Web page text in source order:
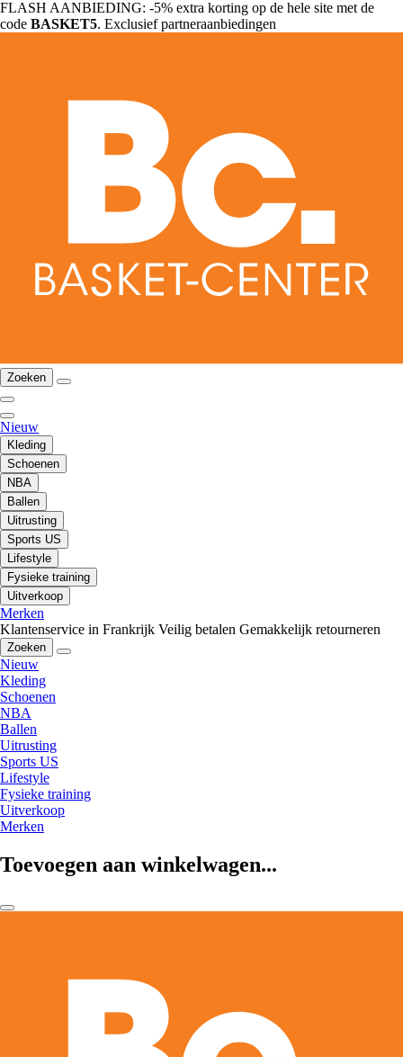
FLASH AANBIEDING: -5% extra korting op de hele site met de
code BASKET5. Exclusief partneraanbiedingen
Zoeken
Nieuw
Kleding
Schoenen
NBA
Ballen
Uitrusting
Sports US
Lifestyle
Fysieke training
Uitverkoop
Merken
Klantenservice in Frankrijk Veilig betalen Gemakkelijk retourneren
Zoeken
Nieuw
Kleding
Schoenen
NBA
Ballen
Uitrusting
Sports US
Lifestyle
Fysieke training
Uitverkoop
Merken
Toevoegen aan winkelwagen...